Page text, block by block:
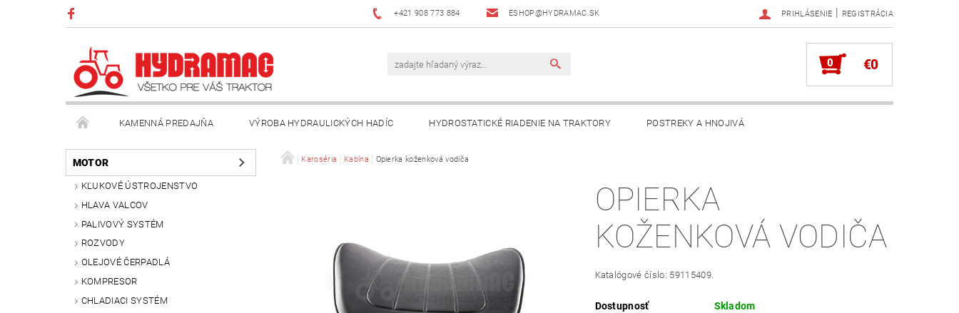
+421 908 773 884 ESHOP@HYDRAMAC.SK PRIHLÁSENIE | REGISTRÁCIA
0 €0
KAMENNÁ PREDAJŇA VÝROBA HYDRAULICKÝCH HADÍC HYDROSTATICKÉ RIADENIE NA TRAKTORY POSTREKY A HNOJIVÁ
VŠEOBECNÉ OBCHODNÉ PODMIENKY KONTAKT AKO NAKUPOVAŤ?
MOTOR
KĽUKOVÉ ÚSTROJENSTVO
HLAVA VALCOV
PALIVOVÝ SYSTÉM
ROZVODY
OLEJOVÉ ČERPADLÁ
KOMPRESOR
CHLADIACI SYSTÉM
Karoséria Kabína Opierka koženková vodiča
OPIERKA
KOŽENKOVÁ VODIČA
Katalógové číslo: 59115409.
Dostupnosť Skladom